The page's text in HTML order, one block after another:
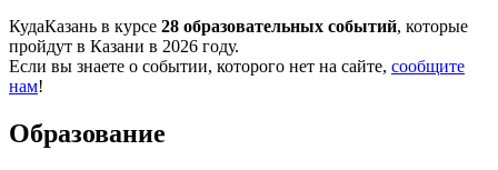
КудаКазань в курсе 28 образовательных событий, которые
пройдут в Казани в 2026 году.
Если вы знаете о событии, которого нет на сайте, сообщите
нам!
Образование